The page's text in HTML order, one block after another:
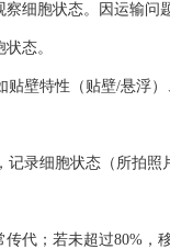
细胞状态。因运输
态。
壁特性（贴壁/悬浮
录细胞状态（所拍
代；若未超过80%